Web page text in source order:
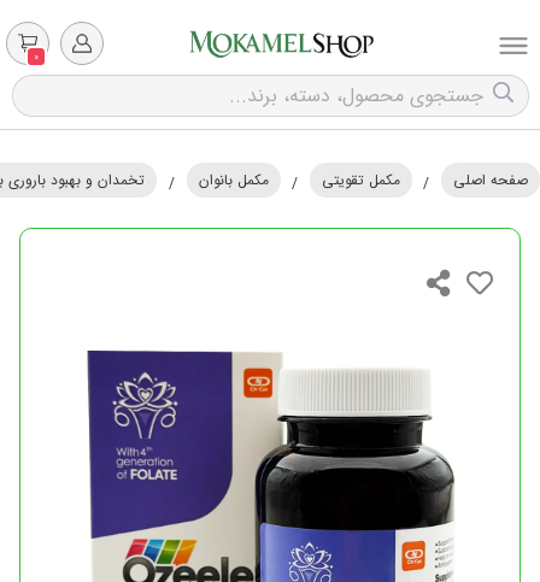
0
صفحه اصلی / مکمل تقویتی / مکمل بانوان / تخمدان و بهبود باروری